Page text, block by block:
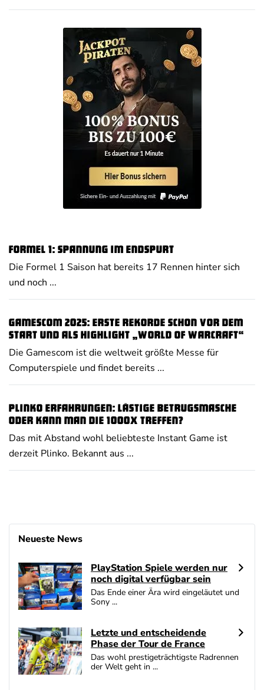
Formel 1: Spannung im Endspurt
Die Formel 1 Saison hat bereits 17 Rennen hinter sich
und noch ...
Gamescom 2025: Erste Rekorde schon vor dem
Start und als Highlight „World of Warcraft“
Die Gamescom ist die weltweit größte Messe für
Computerspiele und findet bereits ...
Plinko Erfahrungen: Lästige Betrugsmasche
oder kann man die 1000x treffen?
Das mit Abstand wohl beliebteste Instant Game ist
derzeit Plinko. Bekannt aus ...
Neueste News
PlayStation Spiele werden nur
noch digital verfügbar sein
Das Ende einer Ära wird eingeläutet und
Sony ...
Letzte und entscheidende
Phase der Tour de France
Das wohl prestigeträchtigste Radrennen
der Welt geht in ...